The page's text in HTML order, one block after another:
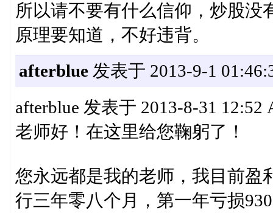
所以请不要有什么信仰，炒股没
原理要知道，不好违背。
afterblue发表于 2013-9-1
afterblue 发表于 2013-8-31 12:52
老师好！在这里给您鞠躬了！
您永远都是我的老师，我目前盈
行三年零八个月，第一年亏损